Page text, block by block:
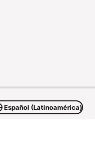
Español (Latinoamérica)